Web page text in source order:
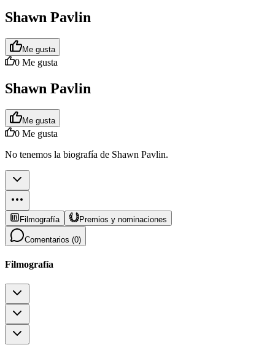
Shawn Pavlin
Me gusta
0 Me gusta
Shawn Pavlin
Me gusta
0 Me gusta
No tenemos la biografía de Shawn Pavlin.
Filmografía Premios y nominaciones
Comentarios (0)
Filmografía